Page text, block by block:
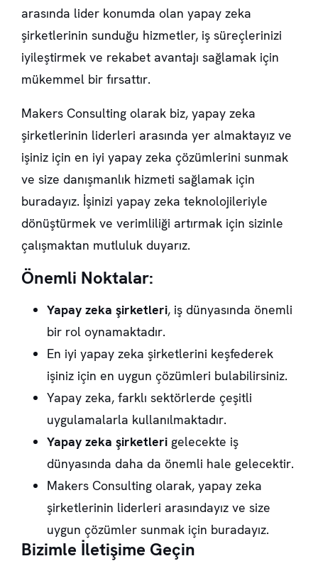
arasında lider konumda olan yapay zeka
şirketlerinin sunduğu hizmetler, iş süreçlerinizi
iyileştirmek ve rekabet avantajı sağlamak için
mükemmel bir fırsattır.
Makers Consulting olarak biz, yapay zeka
şirketlerinin liderleri arasında yer almaktayız ve
işiniz için en iyi yapay zeka çözümlerini sunmak
ve size danışmanlık hizmeti sağlamak için
buradayız. İşinizi yapay zeka teknolojileriyle
dönüştürmek ve verimliliği artırmak için sizinle
çalışmaktan mutluluk duyarız.
Önemli Noktalar:
Yapay zeka şirketleri, iş dünyasında önemli
bir rol oynamaktadır.
En iyi yapay zeka şirketlerini keşfederek
işiniz için en uygun çözümleri bulabilirsiniz.
Yapay zeka, farklı sektörlerde çeşitli
uygulamalarla kullanılmaktadır.
Yapay zeka şirketleri gelecekte iş
dünyasında daha da önemli hale gelecektir.
Makers Consulting olarak, yapay zeka
şirketlerinin liderleri arasındayız ve size
uygun çözümler sunmak için buradayız.
Bizimle İletişime Geçin